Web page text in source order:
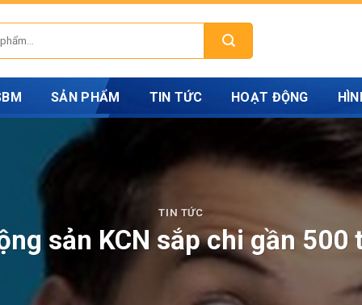
SẢN PHẨM TIN TỨC HOẠT ĐỘNG
TIN TỨC
sản KCN sắp chi gần